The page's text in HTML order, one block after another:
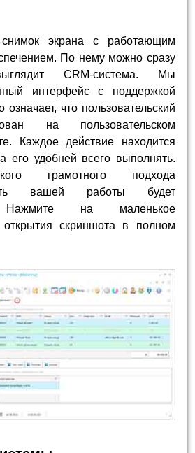
экрана с работающим
По нему можно сразу
CRM-система. Мы
интерфейс с поддержкой
что пользовательский
на пользовательском
Каждое действие находится
его удобней всего выполнять.
грамотного подхода
вашей работы будет
Нажмите на маленькое
скриншота в полном